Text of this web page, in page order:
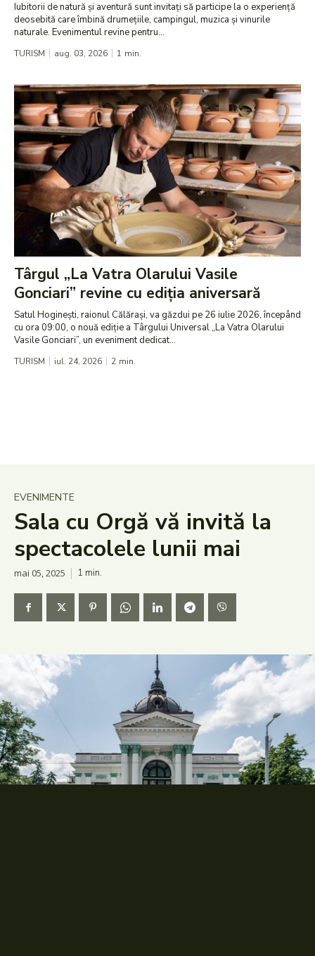
Iubitorii de natură și aventură sunt invitați să participe la o experiență
deosebită care îmbină drumețiile, campingul, muzica și vinurile
naturale. Evenimentul revine pentru...
TURISM aug. 03, 2026 1 min.
Târgul „La Vatra Olarului Vasile
Gonciari” revine cu ediția aniversară
Satul Hoginești, raionul Călărași, va găzdui pe 26 iulie 2026, începând
cu ora 09:00, o nouă ediție a Târgului Universal „La Vatra Olarului
Vasile Gonciari”, un eveniment dedicat...
TURISM iul. 24, 2026 2 min.